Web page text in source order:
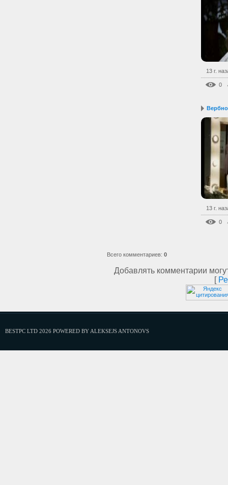
13 г.
0
13 г.
0
Всего комментариев: 0
Добавлять комментарии
[
BESTPC LTD 2026 POWERED BY ALEKSEJS ANTONOVS